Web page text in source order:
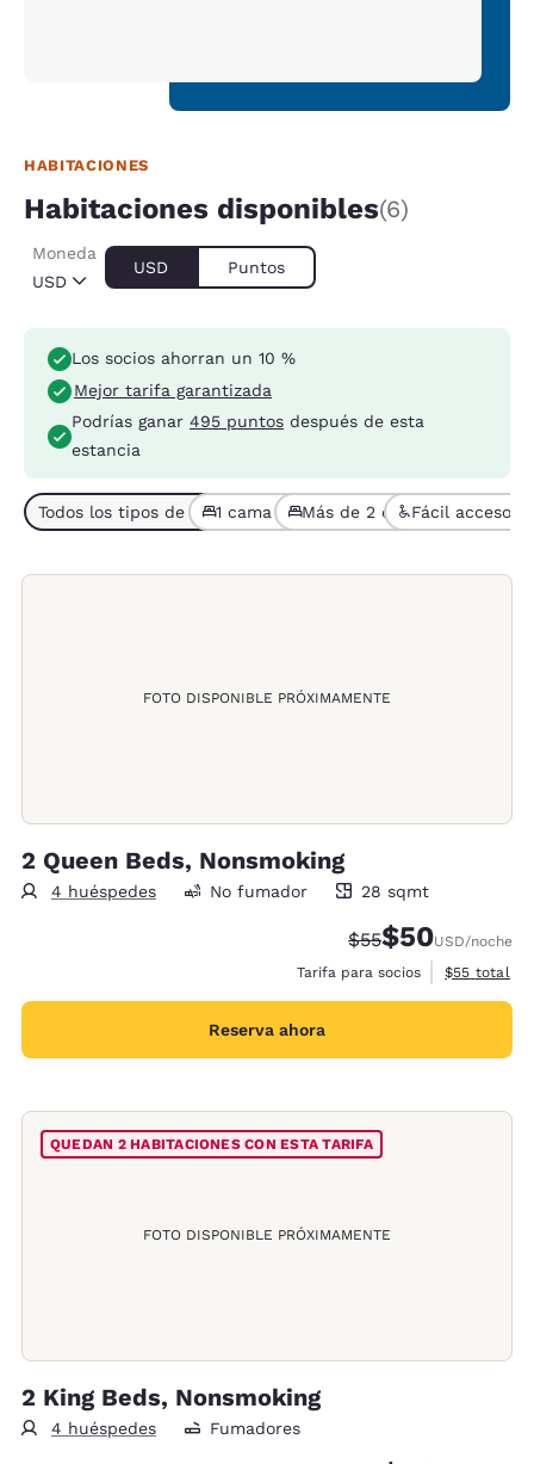
HABITACIONES
Habitaciones disponibles(6)
USD
Moneda
USD Puntos
Los socios ahorran un 10 %
Mejor tarifa garantizada
Podrías ganar 495 puntos después de esta
estancia
Todos los tipos de habitaciones (6)
1 cama (3)Más de 2 camas (3)Fácil acceso (1)
FOTO DISPONIBLE PRÓXIMAMENTE
2 Queen Beds, Nonsmoking
4 huéspedes
28 metros cuadrados
No fumador 28 sqmt
Tarifa tachada:
$55Tarifa reducida:
$50USD/noche
Tarifa para socios
Ver detalles
$55 total
Reserva ahora
FOTO DISPONIBLE PRÓXIMAMENTE
QUEDAN 2 HABITACIONES CON ESTA TARIFA
2 King Beds, Nonsmoking
4 huéspedes Fumadores